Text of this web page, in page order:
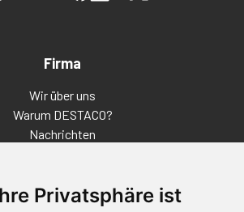
Privatsphäre ist
Firma
Wir über uns
Warum DESTACO?
Nachrichten
Standorte